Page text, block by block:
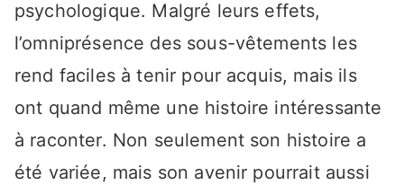
psychologique. Malgré leurs effets,
l’omniprésence des sous-vêtements les
rend faciles à tenir pour acquis, mais ils
ont quand même une histoire intéressante
à raconter. Non seulement son histoire a
été variée, mais son avenir pourrait aussi